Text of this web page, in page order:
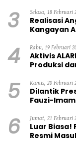
3 Selasa, 18 Februari
Realisasi
Kangayan
4 Rabu, 19 Februari
Aktivis
Produksi
5 Kamis, 20 Februari
Dilantik
Fauzi-
6 Jumat, 21 Februari
Luar Biasa!
Resmi